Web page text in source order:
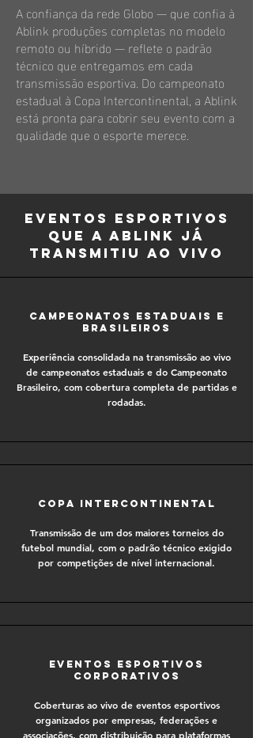
A confiança da rede Globo — que confia à
Ablink produções completas no modelo
remoto ou híbrido — reflete o padrão
técnico que entregamos em cada
transmissão esportiva. Do campeonato
estadual à Copa Intercontinental, a Ablink
está pronta para cobrir seu evento com a
qualidade que o esporte merece.
Eventos esportivos
que a Ablink já
transmitiu ao vivo
Campeonatos estaduais e
brasileiros
Experiência consolidada na transmissão ao vivo
de campeonatos estaduais e do Campeonato
Brasileiro, com cobertura completa de partidas e
rodadas.
Copa Intercontinental
Transmissão de um dos maiores torneios do
futebol mundial, com o padrão técnico exigido
por competições de nível internacional.
Eventos esportivos
corporativos
Coberturas ao vivo de eventos esportivos
organizados por empresas, federações e
associações, com distribuição para plataformas